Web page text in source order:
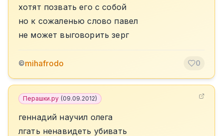
хотят позвать его с собой
но к сожаленью слово павел
не может выговорить зерг
©mihafrodo 0
Перашки.ру (09.09.2012)
геннадий научил олега
лгать ненавидеть убивать